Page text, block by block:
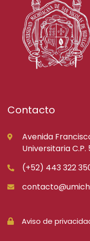
Contacto
Avenida
Universitaria
(+52) 443 322
Aviso de